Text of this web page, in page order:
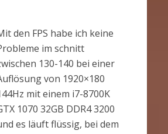
den FPS habe ich keine
im schnitt
130-140 bei einer
von 1920×180
mit einem i7-8700K
1070 32GB DDR4 3200
es läuft flüssig, bei dem